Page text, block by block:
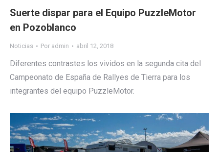
Suerte dispar para el Equipo PuzzleMotor
en Pozoblanco
Noticias Por admin abril 12, 2018
Diferentes contrastes los vividos en la segunda cita del
Campeonato de España de Rallyes de Tierra para los
integrantes del equipo PuzzleMotor.